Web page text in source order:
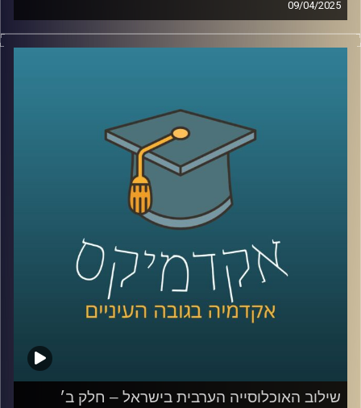
09/04/2025
בפרק הקודם דיברנו על מוביליות חברתית, השכלה, מי הולך
ללמוד יותר גברים ערביים או נשים ערביות, למה פעם גבריים
ולמה האוכלוסייה הערבית לא יודעת עברית?
בפרק הזה נדבר יותר על אלימות ופשיעה בחברה הערבית, מה
קרה בקורונה, למה אין מהומות כמו שהיו בשומר החומות,
תופעת הצעירים חסרי המעש , מה צריך לקרות כדי להתחיל שיח
בין האוכלוסיות השונות והאם יש מקום לאופטימיות בעתיד?
שוב איתנו לפרק האחרון בסדרה ד״ר מריאן תחאוכו, חוקרת
בכירה במכון אהרן למדיניות כלכלית בבית ספר טיומקין
לכלכלה – אוניברסיטת רייכמן, ועומדת בראש המרכז לחברה
שילוב האוכלוסייה הערבית בישראל – חלק ב׳